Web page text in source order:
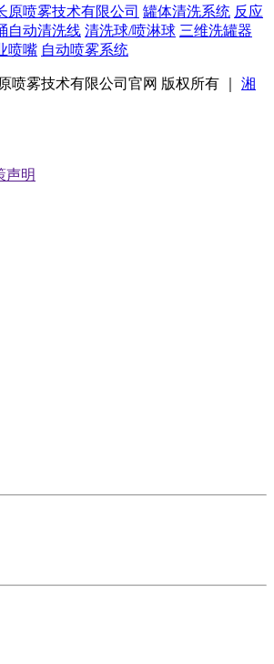
原喷雾技术有限公司 罐体清洗系统 反应
自动清洗线 清洗球/喷淋球 三维洗罐器
喷嘴 自动喷雾系统
喷雾技术有限公司官网 版权所有 ｜ 湘
声明